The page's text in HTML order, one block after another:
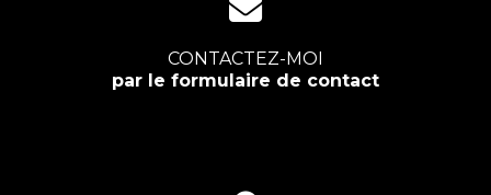
CONTACTEZ-MOI
par le formulaire de contact